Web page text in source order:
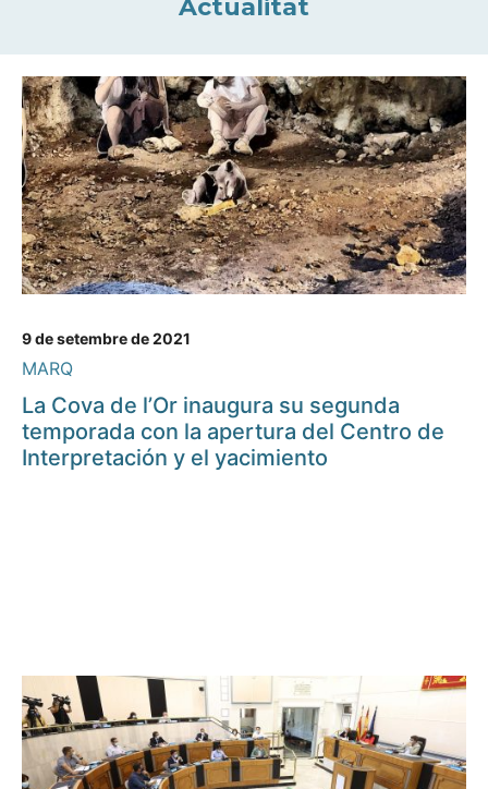
Actualitat
9 de setembre de 2021
MARQ
La Cova de l’Or inaugura su segunda
temporada con la apertura del Centro de
Interpretación y el yacimiento